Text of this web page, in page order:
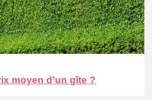
moyen d’un gîte ?